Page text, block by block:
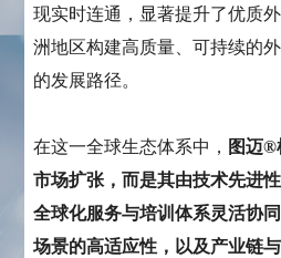
现实时连通，显著提升了优质
洲地区构建高质量、可持续的
的发展路径。
在这一全球生态体系中， 图迈®
市场扩张，而是其由技术先进
全球化服务与培训体系灵活协
场景的高适应性，以及产业链